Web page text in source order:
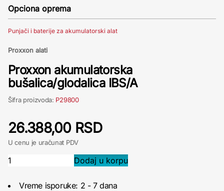
Opciona oprema
Punjači i baterije za akumulatorski alat
Proxxon alati
Proxxon akumulatorska
bušalica/glodalica IBS/A
Šifra proizvoda: P29800
26.388,00 RSD
U cenu je uračunat PDV
Vreme isporuke: 2 - 7 dana